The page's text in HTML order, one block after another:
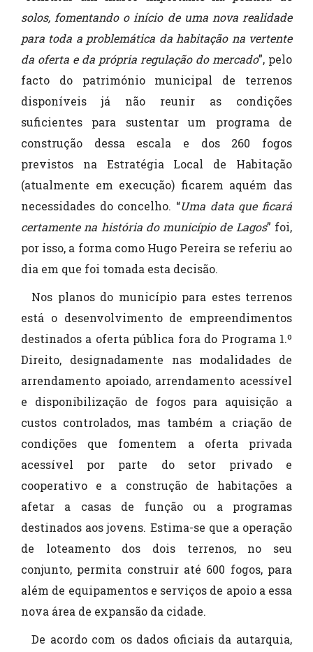
solos, fomentando o início de uma nova realidade
para toda a problemática da habitação na vertente
da oferta e da própria regulação do mercado”, pelo
facto do património municipal de terrenos
disponíveis já não reunir as condições
suficientes para sustentar um programa de
construção dessa escala e dos 260 fogos
previstos na Estratégia Local de Habitação
(atualmente em execução) ficarem aquém das
necessidades do concelho. “Uma data que ficará
certamente na história do município de Lagos” foi,
por isso, a forma como Hugo Pereira se referiu ao
dia em que foi tomada esta decisão.
Nos planos do município para estes terrenos
está o desenvolvimento de empreendimentos
destinados a oferta pública fora do Programa 1.º
Direito, designadamente nas modalidades de
arrendamento apoiado, arrendamento acessível
e disponibilização de fogos para aquisição a
custos controlados, mas também a criação de
condições que fomentem a oferta privada
acessível por parte do setor privado e
cooperativo e a construção de habitações a
afetar a casas de função ou a programas
destinados aos jovens. Estima-se que a operação
de loteamento dos dois terrenos, no seu
conjunto, permita construir até 600 fogos, para
além de equipamentos e serviços de apoio a essa
nova área de expansão da cidade.
De acordo com os dados oficiais da autarquia,